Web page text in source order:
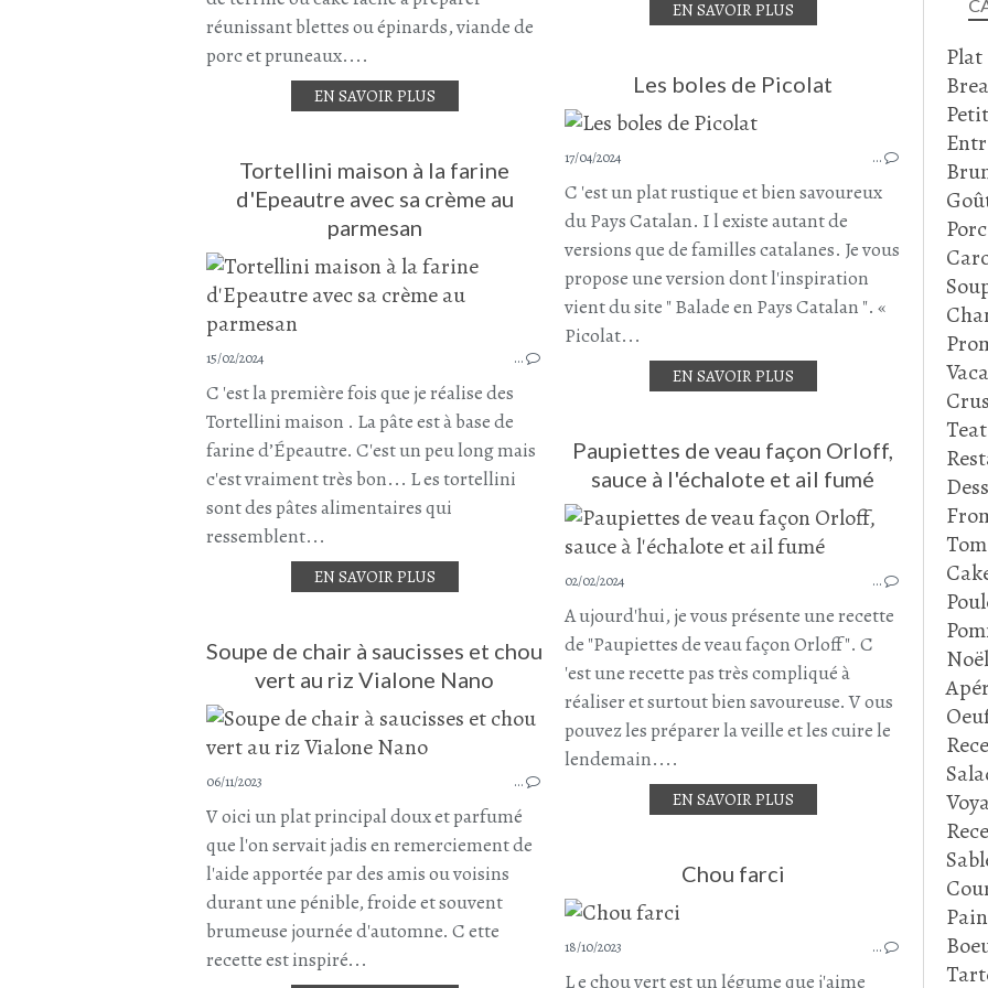
EN SAVOIR PLUS
OCTOBRE 2024
réunissant blettes ou épinards, viande de
porc et pruneaux....
EN SAVOIR PLUS Les boles de Picolat
17/04/2024 …
C 'est un plat rustique et bien savoureux
du Pays Catalan. I l existe autant de
versions que de familles catalanes. Je vous
propose une version dont l'inspiration
vient du site " Balade en Pays Catalan ". «
Picolat...
EN SAVOIR PLUS
Tortellini maison à la farine
d'Epeautre avec sa crème au
parmesan
TORTELLINI
RECETTE ITALIENNE
PLAT COMPLET
JAMBON DE PARME
CHAIR À SAUCISSE
FARINE D'EPEAUTRE
15/02/2024 …
C 'est la première fois que je réalise des
Tortellini maison . La pâte est à base de
farine d’Épeautre. C'est un peu long mais
c'est vraiment très bon... L es tortellini
sont des pâtes alimentaires qui
ressemblent...
EN SAVOIR PLUS
Paupiettes de veau façon Orloff,
sauce à l'échalote et ail fumé
02/02/2024 …
A ujourd'hui, je vous présente une recette
de "Paupiettes de veau façon Orloff". C
'est une recette pas très compliqué à
réaliser et surtout bien savoureuse. V ous
pouvez les préparer la veille et les cuire le
lendemain....
EN SAVOIR PLUS
Soupe de chair à saucisses et chou
vert au riz Vialone Nano
SOUPE
PORC
CHOU VERT
RECETTE ITALIENNE
06/11/2023 …
V oici un plat principal doux et parfumé
que l'on servait jadis en remerciement de
l'aide apportée par des amis ou voisins
durant une pénible, froide et souvent
brumeuse journée d'automne. C ette
recette est inspiré...
Chou farci
18/10/2023 …
L e chou vert est un légume que j'aime
Porc
Noël